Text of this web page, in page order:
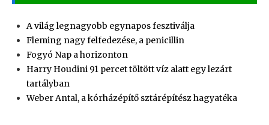
A világ legnagyobb egynapos fesztiválja
Fleming nagy felfedezése, a penicillin
Fogyó Nap a horizonton
Harry Houdini 91 percet töltött víz alatt egy lezárt
tartályban
Weber Antal, a kórházépítő sztárépítész hagyatéka